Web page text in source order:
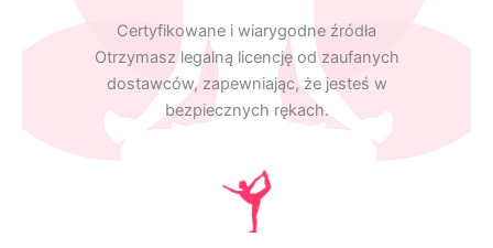
Certyfikowane i wiarygodne źródła
Otrzymasz legalną licencję od zaufanych
dostawców, zapewniając, że jesteś w
bezpiecznych rękach.